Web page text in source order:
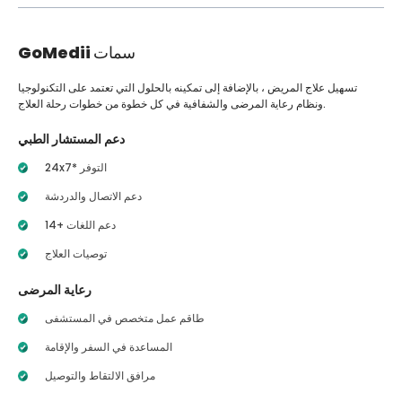
GoMedii سمات
تسهيل علاج المريض ، بالإضافة إلى تمكينه بالحلول التي تعتمد على التكنولوجيا
ونظام رعاية المرضى والشفافية في كل خطوة من خطوات رحلة العلاج.
دعم المستشار الطبي
24x7* التوفر
دعم الاتصال والدردشة
14+ دعم اللغات
توصيات العلاج
رعاية المرضى
طاقم عمل متخصص في المستشفى
المساعدة في السفر والإقامة
مرافق الالتقاط والتوصيل